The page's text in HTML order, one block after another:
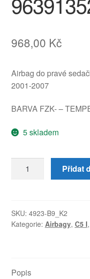
968,00 Kč
Airbag do pravé
2001-2007
BARVA FZK- –
5 skladem
sedák
C5
96358188ZK
Přidat
SKU: 4923-B9_K2
Kategorie: Airbagy, C5 I,
Popis